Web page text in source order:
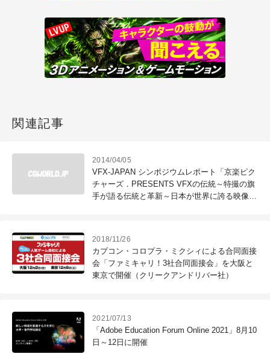
関連記事
2014/04/05
VFX-JAPAN シンポジウムレポート「京楽ピク
チャーズ．PRESENTS VFXの伝統～特撮の旗
手が語る伝統と革新～日本が世界に誇る映像技
2018/11/26
カプコン・コロプラ・ミクシィによる合同面接
会「ファミキャリ！3社合同面接会」を大阪と
東京で開催（クリークアンドリバー社）
2021/07/13
「Adobe Education Forum Online 2021」8月10
日～12日に開催